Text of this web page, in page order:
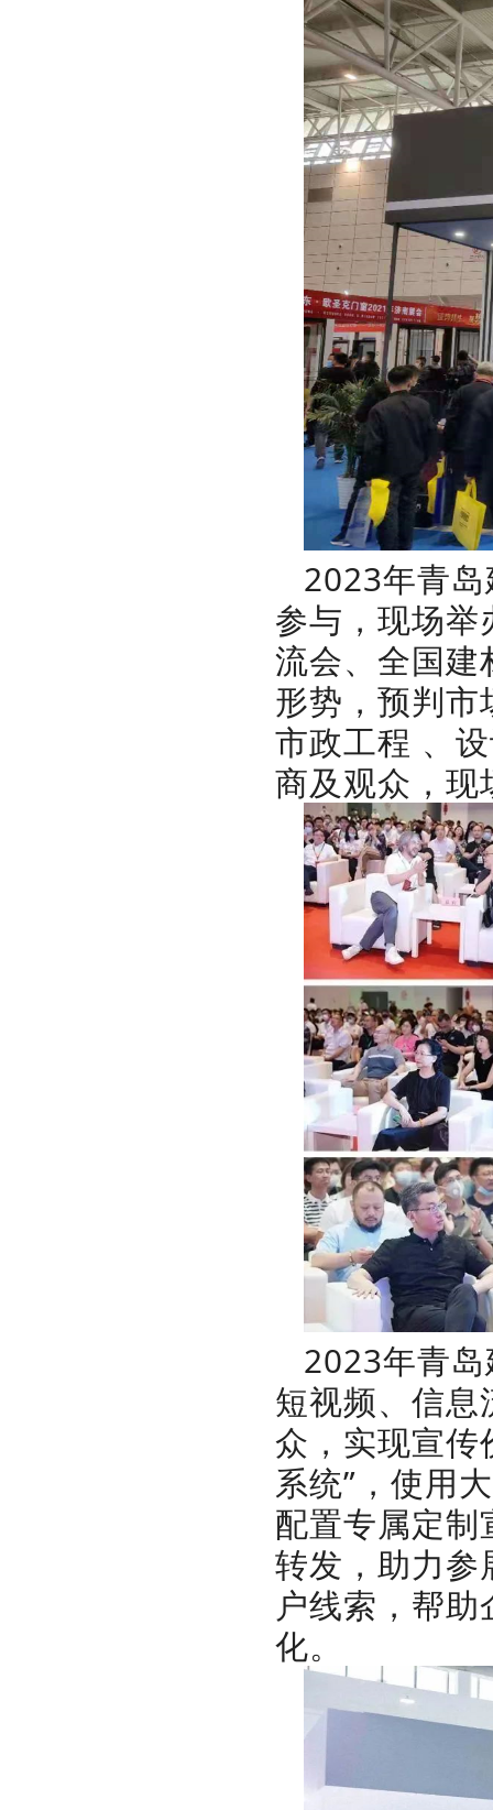
2023年青
参与，现场
流会、全国建
形势，预判
市政工程 、
商及观众，现
2023年青
短视频、信
众，实现宣传
系统”，使用
配置专属定
转发，助力参
户线索，帮
化。